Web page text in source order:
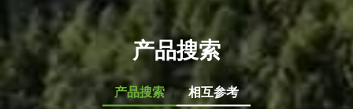
产品搜索
产品搜索 相互参考